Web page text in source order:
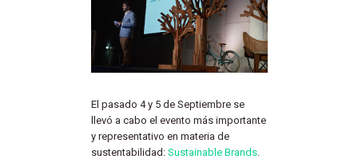
El pasado 4 y 5 de Septiembre se
llevó a cabo el evento más importante
y representativo en materia de
sustentabilidad: Sustainable Brands